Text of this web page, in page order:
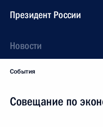
Президент России
Новости
События
Совещание по